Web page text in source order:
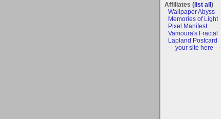
Affiliates (list all)
Wallpaper Abyss
Memories of Light
Pixel Manifest
Vamoura's Fractal
Lapland Postcard
- - your site here - -